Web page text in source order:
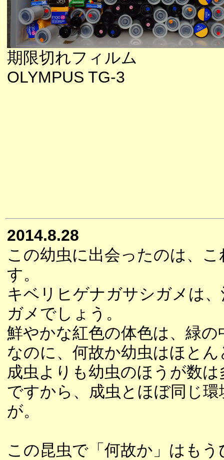
期限切れフィルム
OLYMPUS TG-3
2014.8.28
この幼虫に出会ったのは、
す。
キベリヒゲナガサシガメは
ガメでしょう。
鮮やかな紅色の体色は、緑
なのに、何故か幼虫はほと
成虫よりも幼虫のほうが数
ですから、成虫とほぼ同じ
が。
この昆虫で「何故か」はも